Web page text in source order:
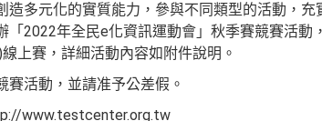
造多元化的實質能力，參與不同類型的活動，
「2022年全民e化資訊運動會」秋季賽競賽活動
上賽，詳細活動內容如附件說明。
賽活動，並請准予公差假。
www.testcenter.org.tw